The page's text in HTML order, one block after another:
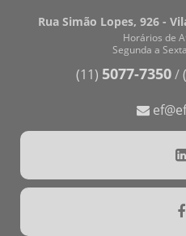
Rua Simão Lopes, 926 -
Horários de
Segunda a
(11) 5077-7350/